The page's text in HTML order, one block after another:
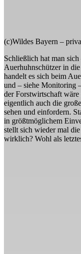
(c)Wildes Bayern –
Schließlich hat man
Auerhuhnschützer in
handelt es sich beim
und – siehe Monitoring
der Forstwirtschaft
eigentlich auch die
sehen und einfordern.
in größtmöglichem
stellt sich wieder mal
wirklich? Wohl als